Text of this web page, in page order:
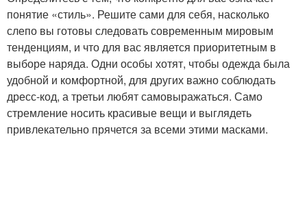
понятие «стиль». Решите сами для себя, насколько
слепо вы готовы следовать современным мировым
тенденциям, и что для вас является приоритетным в
выборе наряда. Одни особы хотят, чтобы одежда была
удобной и комфортной, для других важно соблюдать
дресс-код, а третьи любят самовыражаться. Само
стремление носить красивые вещи и выглядеть
привлекательно прячется за всеми этими масками.